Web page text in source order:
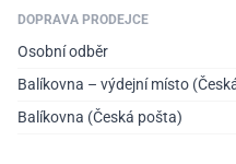
DOPRAVA PRODEJCE
Osobní odběr
Balíkovna – výdejní místo
Balíkovna (Česká pošta)